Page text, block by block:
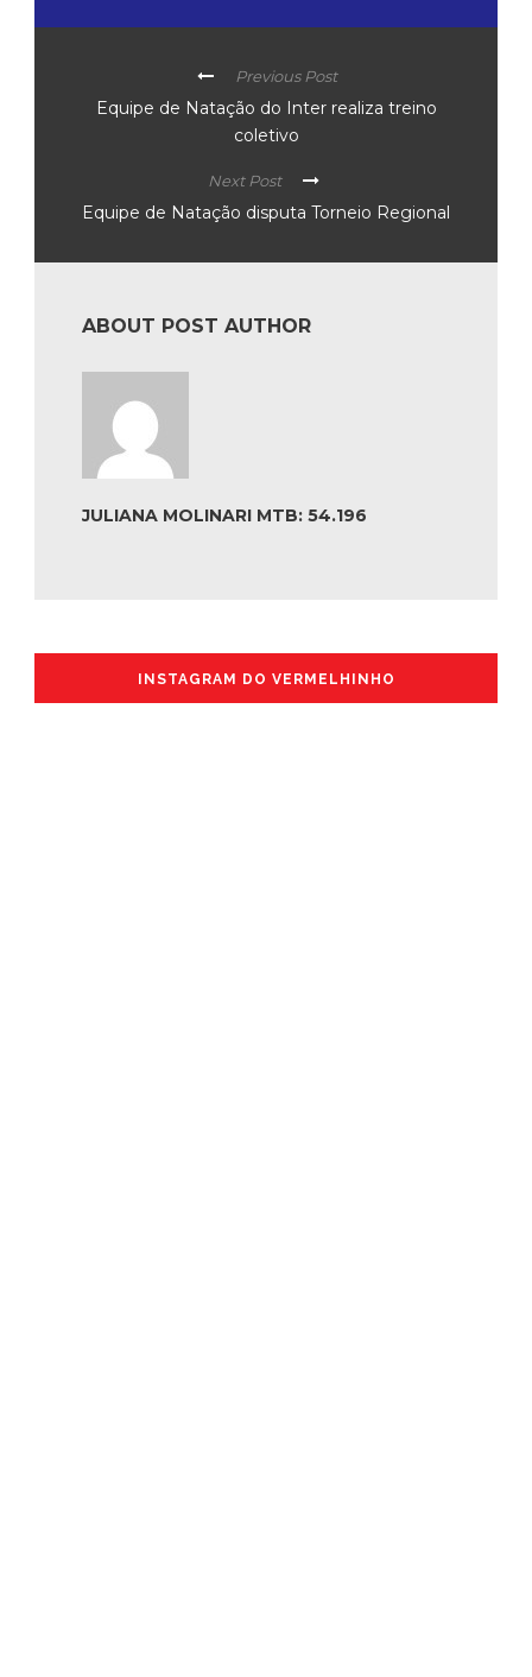
Previous Post
Equipe de Natação do Inter realiza treino
coletivo
Next Post
Equipe de Natação disputa Torneio Regional
ABOUT POST AUTHOR
JULIANA MOLINARI MTB: 54.196
INSTAGRAM DO VERMELHINHO